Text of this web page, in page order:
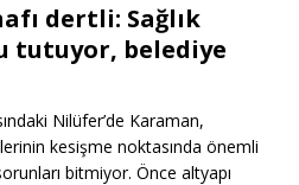
dertli: Sağlık
tutuyor, belediye
Nilüfer’de Karaman,
kesişme noktasında önemli
bitmiyor. Önce altyapı